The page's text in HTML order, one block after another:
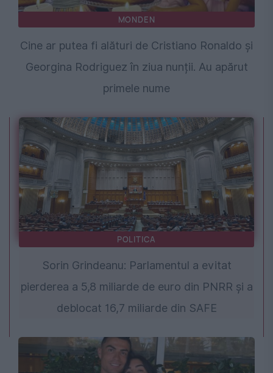
MONDEN
Cine ar putea fi alături de Cristiano Ronaldo și
Georgina Rodriguez în ziua nunții. Au apărut
primele nume
POLITICA
Sorin Grindeanu: Parlamentul a evitat
pierderea a 5,8 miliarde de euro din PNRR și a
deblocat 16,7 miliarde din SAFE